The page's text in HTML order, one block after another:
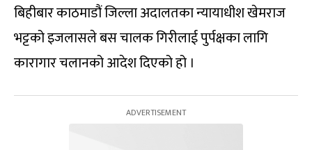
बिहीबार काठमाडौं जिल्ला अदालतका न्यायाधीश खेमराज
भट्टको इजलासले बस चालक गिरीलाई पुर्पक्षका लागि
कारागार चलानको आदेश दिएको हो ।